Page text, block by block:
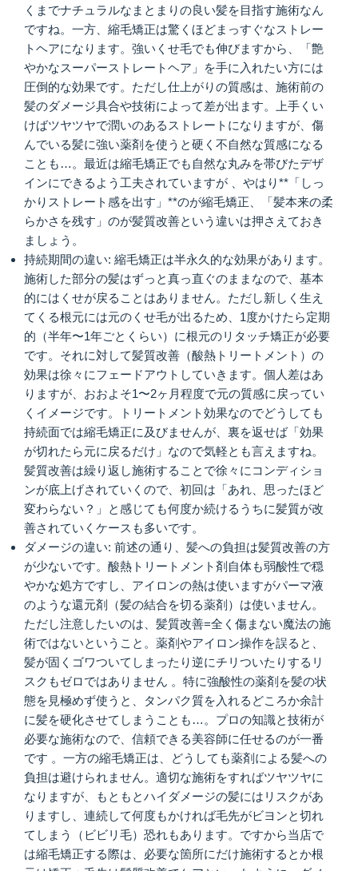
くまでナチュラルなまとまりの良い髪を目指す施術なん
ですね。一方、縮毛矯正は驚くほどまっすぐなストレー
トヘアになります。強いくせ毛でも伸びますから、「艶
やかなスーパーストレートヘア」を手に入れたい方には
圧倒的な効果です。ただし仕上がりの質感は、施術前の
髪のダメージ具合や技術によって差が出ます。上手くい
けばツヤツヤで潤いのあるストレートになりますが、傷
んでいる髪に強い薬剤を使うと硬く不自然な質感になる
ことも…。最近は縮毛矯正でも自然な丸みを帯びたデザ
インにできるよう工夫されていますが 、やはり**「しっ
かりストレート感を出す」**のが縮毛矯正、「髪本来の柔
らかさを残す」のが髪質改善という違いは押さえておき
ましょう。
持続期間の違い: 縮毛矯正は半永久的な効果があります。
施術した部分の髪はずっと真っ直ぐのままなので、基本
的にはくせが戻ることはありません。ただし新しく生え
てくる根元には元のくせ毛が出るため、1度かけたら定期
的（半年〜1年ごとくらい）に根元のリタッチ矯正が必要
です。それに対して髪質改善（酸熱トリートメント）の
効果は徐々にフェードアウトしていきます。個人差はあ
りますが、おおよそ1〜2ヶ月程度で元の質感に戻ってい
くイメージです。トリートメント効果なのでどうしても
持続面では縮毛矯正に及びませんが、裏を返せば「効果
が切れたら元に戻るだけ」なので気軽とも言えますね。
髪質改善は繰り返し施術することで徐々にコンディショ
ンが底上げされていくので、初回は「あれ、思ったほど
変わらない？」と感じても何度か続けるうちに髪質が改
善されていくケースも多いです。
ダメージの違い: 前述の通り、髪への負担は髪質改善の方
が少ないです。酸熱トリートメント剤自体も弱酸性で穏
やかな処方ですし、アイロンの熱は使いますがパーマ液
のような還元剤（髪の結合を切る薬剤）は使いません。
ただし注意したいのは、髪質改善=全く傷まない魔法の施
術ではないということ。薬剤やアイロン操作を誤ると、
髪が固くゴワついてしまったり逆にチリついたりするリ
スクもゼロではありません 。特に強酸性の薬剤を髪の状
態を見極めず使うと、タンパク質を入れるどころか余計
に髪を硬化させてしまうことも…。プロの知識と技術が
必要な施術なので、信頼できる美容師に任せるのが一番
です 。一方の縮毛矯正は、どうしても薬剤による髪への
負担は避けられません。適切な施術をすればツヤツヤに
なりますが、もともとハイダメージの髪にはリスクがあ
りますし、連続して何度もかければ毛先がビヨンと切れ
てしまう（ビビリ毛）恐れもあります。ですから当店で
は縮毛矯正する際は、必要な箇所にだけ施術するとか根